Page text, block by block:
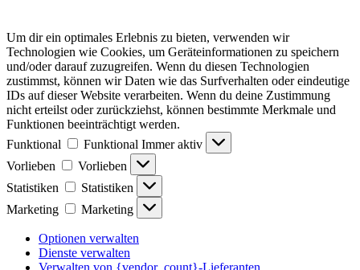
Um dir ein optimales Erlebnis zu bieten, verwenden wir
Technologien wie Cookies, um Geräteinformationen zu speichern
und/oder darauf zuzugreifen. Wenn du diesen Technologien
zustimmst, können wir Daten wie das Surfverhalten oder eindeutige
IDs auf dieser Website verarbeiten. Wenn du deine Zustimmung
nicht erteilst oder zurückziehst, können bestimmte Merkmale und
Funktionen beeinträchtigt werden.
Funktional
Funktional Immer aktiv
Vorlieben
Vorlieben
Statistiken
Statistiken
Marketing
Marketing
Optionen verwalten
Dienste verwalten